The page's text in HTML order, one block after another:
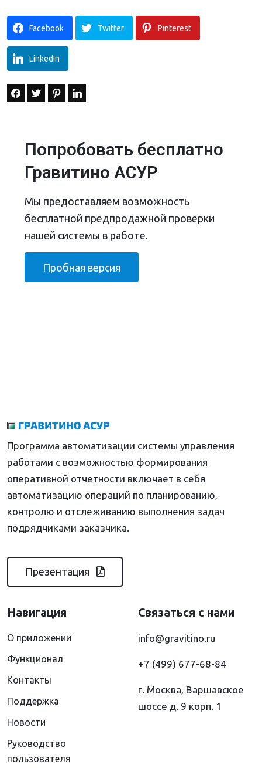
Facebook Twitter Pinterest
LinkedIn
Попробовать бесплатно
Гравитино АСУР
Мы предоставляем возможность
бесплатной предпродажной проверки
нашей системы в работе.
Пробная версия
Программа автоматизации системы управления
работами с возможностью формирования
оперативной отчетности включает в себя
автоматизацию операций по планированию,
контролю и отслеживанию выполнения задач
подрядчиками заказчика.
Презентация
Навигация
О приложении
Функционал
Контакты
Поддержка
Новости
Руководство
пользователя
Связаться с нами
info@gravitino.ru
+7 (499) 677-68-84
г. Москва, Варшавское
шоссе д. 9 корп. 1